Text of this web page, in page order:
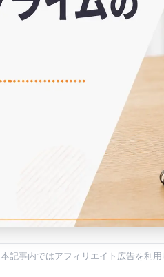
本記事内ではアフィリエイト広告を利用